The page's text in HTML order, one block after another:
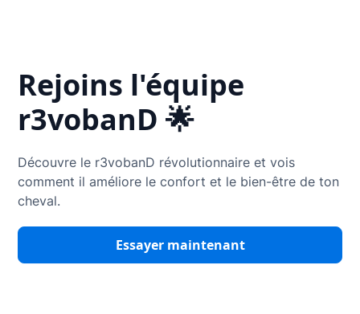
Rejoins l'équipe
r3vobanD 🌟
Découvre le r3vobanD révolutionnaire et vois
comment il améliore le confort et le bien-être de ton
cheval.
Essayer maintenant